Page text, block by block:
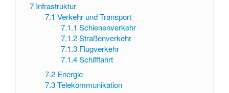
7 Infrastruktur
7.1 Verkehr und Transport
7.1.1 Schienenverkehr
7.1.2 Straßenverkehr
7.1.3 Flugverkehr
7.1.4 Schifffahrt
7.2 Energie
7.3 Telekommunikation